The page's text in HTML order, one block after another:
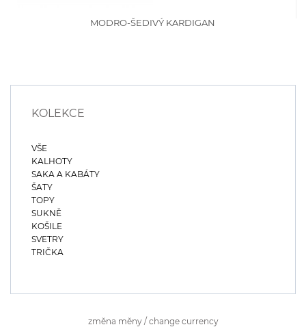
MODRO-ŠEDIVÝ KARDIGAN
KOLEKCE
VŠE
KALHOTY
SAKA A KABÁTY
ŠATY
TOPY
SUKNĚ
KOŠILE
SVETRY
TRIČKA
změna měny / change currency